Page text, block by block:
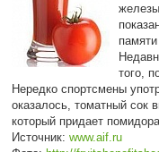
того,
Нередко спортсмены
оказалось, томатный сок
который придает
Источник: www.aif.ru